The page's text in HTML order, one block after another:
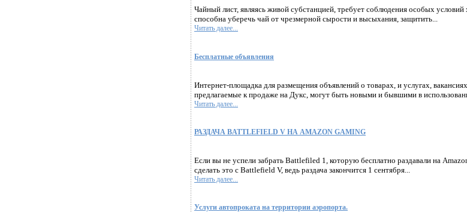
Чайный лист, являясь живой субстанцией, требует соблюдения особых условий
способна уберечь чай от чрезмерной сырости и высыхания, защитить...
Читать далее...
Бесплатные объявления
Интернет-площадка для размещения объявлений о товарах, и услугах,
предлагаемые к продаже на Дукс, могут быть новыми и бывшими в
Читать далее...
РАЗДАЧА BATTLEFIELD V НА AMAZON GAMING
Если вы не успели забрать Battlefiled 1, которую бесплатно раздавали на
сделать это с Battlefield V, ведь раздача закончится 1 сентября...
Читать далее...
Услуги автопроката на территории аэропорта.